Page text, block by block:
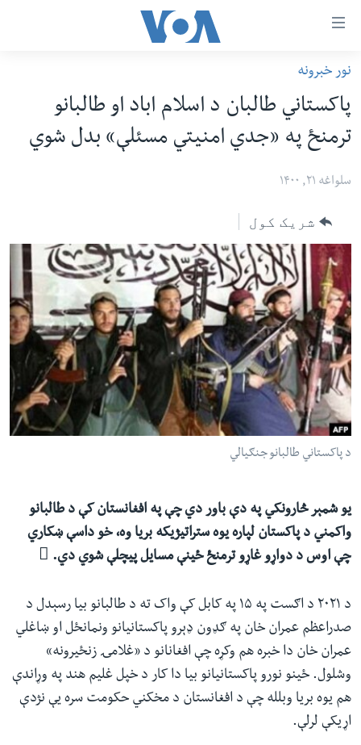
رسي
وړ
اتصالات
عمومي
لارښود
ته
لاړ
شئ
لټون
ځای
افغانستان
سیمه
امریکا
ښځې او نجونې
ځوانان
د بیان ازادي
روغتیا
سرمقاله
له مونږ سره په تماس کې پاتې شئ
نور خبرونه
پاکستاني طالبان د اسلام اباد او طالبانو
ترمنځ په «جدي امنیتي مسئلې» بدل شوي
سلواغه ۲۱, ۱۴۰۰
شریک کول
د پاکستاني طالبانو جنګیالي
یو شمېر څارونکي په دې باور دي‌ چې په افغانستان کې د طالبانو
واکمني د پاکستان لپاره یوه ستراتیژیکه بریا وه، خو داسې ښکاري
چې اوس د دواړو غاړو ترمنځ ځینې مسایل پیچلې شوي دي. 
د ۲۰۲۱ د اګست په ۱۵ په کابل کې واک ته د طالبانو بیا رسېدل د
صدراعظم عمران خان په ګډون ډېرو پاکستانیانو ونمانځل او ښاغلي
عمران خان دا خبره هم وکړه چې افغانانو د «غلامۍ زنځیرونه»
وشلول. ځینو نورو پاکستانیانو بیا دا کار د خپل غلیم هند په وړاندې
هم یوه بریا وبلله چې د افغانستان د مخکني حکومت سره یې نژدې
اړیکې لرلې.